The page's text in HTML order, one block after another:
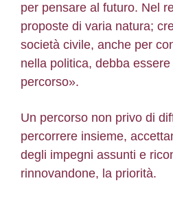
per pensare al futuro. Nel
proposte di varia natura;
società civile, anche per
nella politica, debba
percorso».
Un percorso non privo di
percorrere insieme,
degli impegni assunti e
rinnovandone, la priorità.